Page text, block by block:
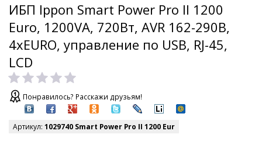
ИБП Ippon Smart Power Pro II 1200
Euro, 1200VA, 720Вт, AVR 162-290В,
4хEURO, управление по USB, RJ-45,
LCD
Понравилось? Расскажи друзьям!
Артикул: 1029740 Smart Power Pro II 1200 Eur